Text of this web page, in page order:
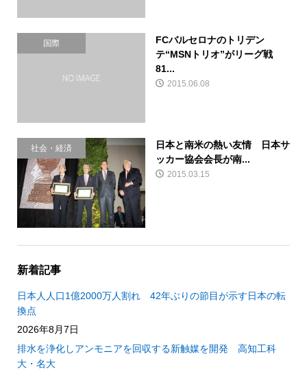
国際
FCバルセロナのトリデン
テ“MSNトリオ”がリーグ戦
81...
2015.06.08
社会・経済
日本と南米の熱い友情 日本サ
ッカー協会会長が南...
2015.03.15
新着記事
日本人人口1億2000万人割れ 42年ぶりの節目が示す日本の転
換点
2026年8月7日
排水を浄化しアンモニアを回収する新触媒を開発 高知工科
大・名大